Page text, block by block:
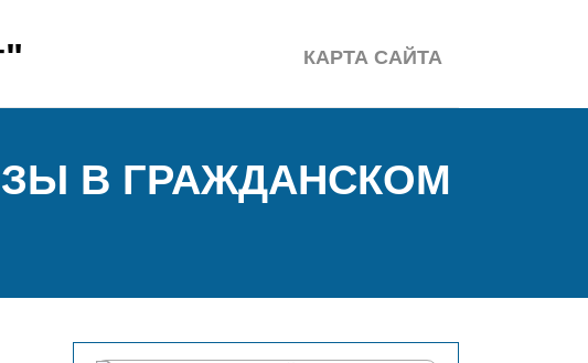
КАРТА САЙТА
В ГРАЖДАНСКОМ